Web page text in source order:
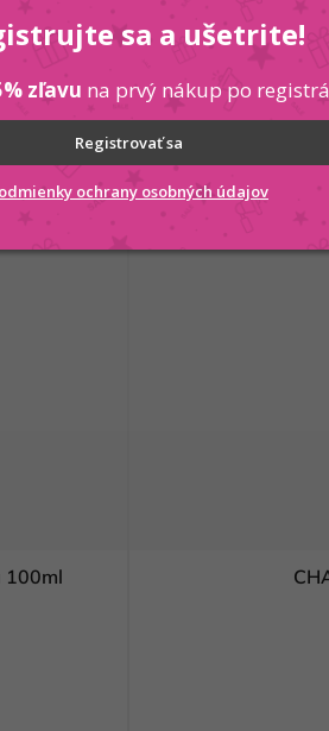
100ml
sa a ušetrite!
zľavu na prvý nákup po
Registrovať sa
ochrany osobných údajov